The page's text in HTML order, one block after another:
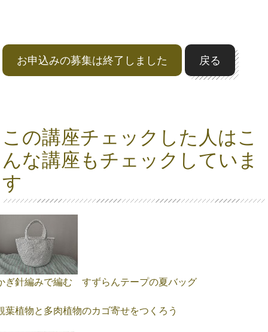
お申込みの募集は終了しました 戻る
この講座チェックした人はこ
んな講座もチェックしていま
す
ぎ針編みで編む すずらんテープの夏バッグ
葉植物と多肉植物のカゴ寄せをつくろう